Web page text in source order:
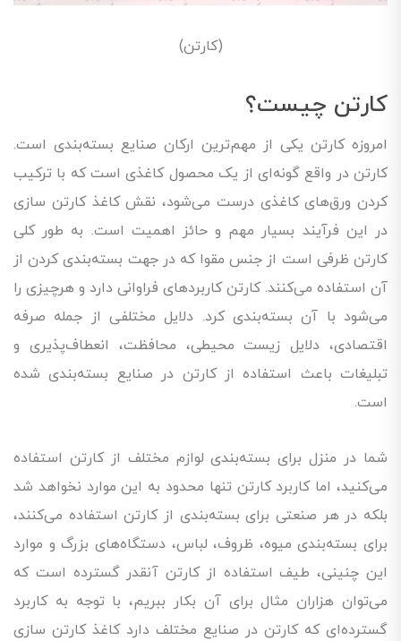
(کارتن)
کارتن چیست؟
امروزه کارتن یکی از مهم‌ترین ارکان صنایع بسته‌بندی است.
کارتن در واقع گونه‌ای از یک محصول کاغذی است که با ترکیب
کردن ورق‌های کاغذی درست می‌شود، نقش کاغذ کارتن سازی
در این فرآیند بسیار مهم و حائز اهمیت است. به طور کلی
کارتن ظرفی است از جنس مقوا که در جهت بسته‌بندی کردن از
آن استفاده می‌کنند. کارتن کاربردهای فراوانی دارد و هرچیزی را
می‌شود با آن بسته‌بندی کرد. دلایل مختلفی از جمله صرفه
اقتصادی، دلایل زیست محیطی، محافظت، انعطاف‌پذیری و
تبلیغات باعث استفاده از کارتن در صنایع بسته‌بندی شده
است.
شما در منزل برای بسته‌بندی لوازم مختلف از کارتن استفاده
می‌کنید، اما کاربرد کارتن تنها محدود به این موارد نخواهد شد
بلکه در هر صنعتی برای بسته‌بندی از کارتن استفاده می‌کنند،
برای بسته‌بندی میوه، ظروف، لباس، دستگاه‌های بزرگ و موارد
این چنینی، طیف استفاده از کارتن آنقدر گسترده است که
می‌توان هزاران مثال برای آن بکار ببریم، با توجه به کاربرد
گسترده‌ای که کارتن در صنایع مختلف دارد کاغذ کارتن سازی